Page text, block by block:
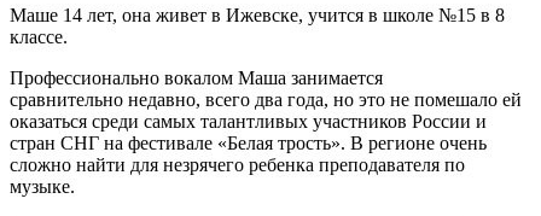
Маше 14 лет, она живет в Ижевске, учится в школе №15 в 8
классе.
Профессионально вокалом Маша занимается
сравнительно недавно, всего два года, но это не помешало ей
оказаться среди самых талантливых участников России и
стран СНГ на фестивале «Белая трость». В регионе очень
сложно найти для незрячего ребенка преподавателя по
музыке.